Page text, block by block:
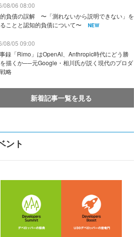
08/06 08:00
負債の誤解 〜「測れないから説明できない」を
ことと認知的負債について〜
NEW
08/05 09:00
録「Rimo」はOpenAI、Anthropic時代にどう勝
描くか──元Google・相川氏が説く現代のプロダ
略
新着記事一覧を見る
ント